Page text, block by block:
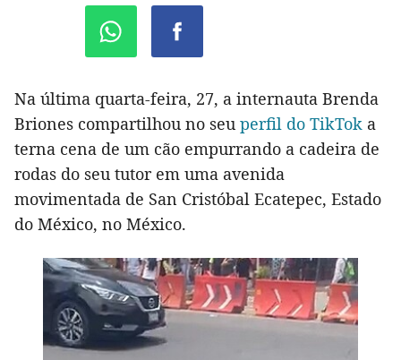
Na última quarta-feira, 27, a internauta Brenda
Briones compartilhou no seu perfil do TikTok a
terna cena de um cão empurrando a cadeira de
rodas do seu tutor em uma avenida
movimentada de San Cristóbal Ecatepec, Estado
do México, no México.